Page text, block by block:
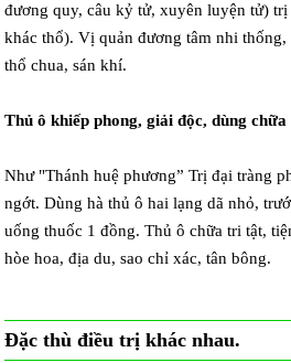
đương quy, câu kỷ tử, xuyên luyện tử)
khác thổ). Vị quản đương tâm nhi
thổ chua, sán khí.
Thủ ô khiếp phong, giải độc, dùng
Như "Thánh huệ phương” Trị đại tràng
ngớt. Dùng hà thủ ô hai lạng dã nhỏ,
uống thuốc 1 đồng. Thủ ô chữa tri tật,
hòe hoa, địa du, sao chỉ xác, tân bông.
Đặc thù điều trị khác nhau.